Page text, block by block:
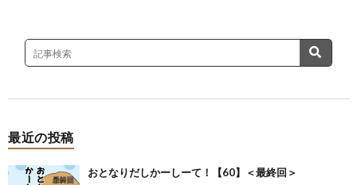
最近の投稿
おとなりだしかーしーて！【60】＜最終回＞